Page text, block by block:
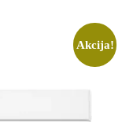
Akcija!